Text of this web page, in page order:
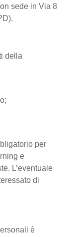
sede in Via 8
della
per
e
L’eventuale
di
è